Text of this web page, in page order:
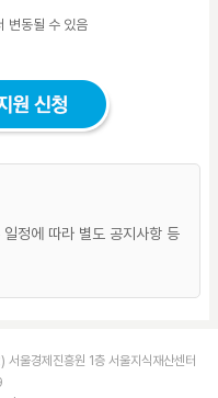
변동될 수 있음
일정에 따라 별도 공지사항 등
울경제진흥원 1층 서울지식재산센터